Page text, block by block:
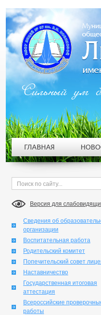
Версия для
Сведения об
организации
Воспитательная работа
Родительский комитет
Попечительский совет
Наставничество
Государственная итоговая
аттестация
Всероссийские
работы
Сильный ум
ГЛАВНАЯ